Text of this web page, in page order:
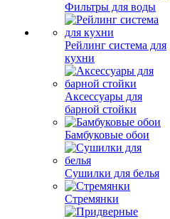
Фильтры для воды
Рейлинг система для
кухни
Аксессуары для
барной стойки
Бамбуковые обои
Сушилки для белья
Стремянки